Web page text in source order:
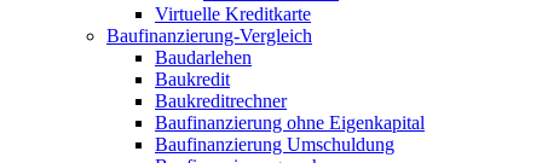
Virtuelle Kreditkarte
Baufinanzierung-Vergleich
Baudarlehen
Baukredit
Baukreditrechner
Baufinanzierung ohne Eigenkapital
Baufinanzierung Umschuldung